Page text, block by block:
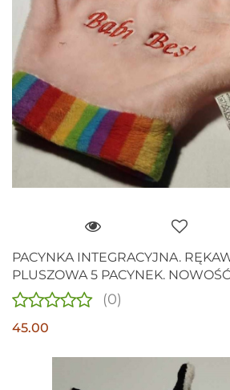
PACYNKA INTEGRACYJNA.
PLUSZOWA 5 PACYNEK.
(0)
45.00